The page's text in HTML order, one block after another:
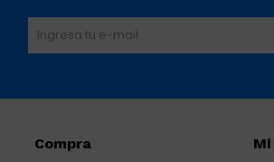
Compra